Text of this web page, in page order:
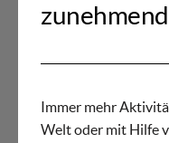
Immer mehr
Welt oder mit Hilfe